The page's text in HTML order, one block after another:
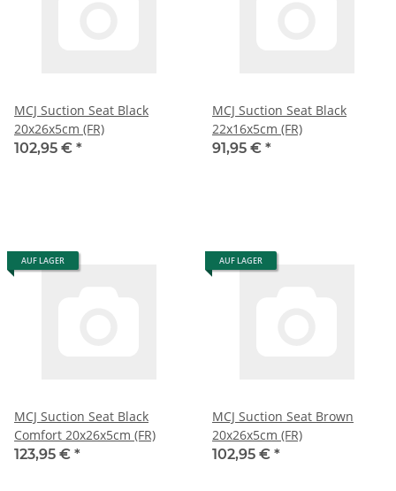
MCJ Suction Seat Black
20x26x5cm (FR)
102,95 € *
MCJ Suction Seat Black
22x16x5cm (FR)
91,95 € *
AUF LAGER
MCJ Suction Seat Black
Comfort 20x26x5cm (FR)
123,95 € *
AUF LAGER
MCJ Suction Seat Brown
20x26x5cm (FR)
102,95 € *